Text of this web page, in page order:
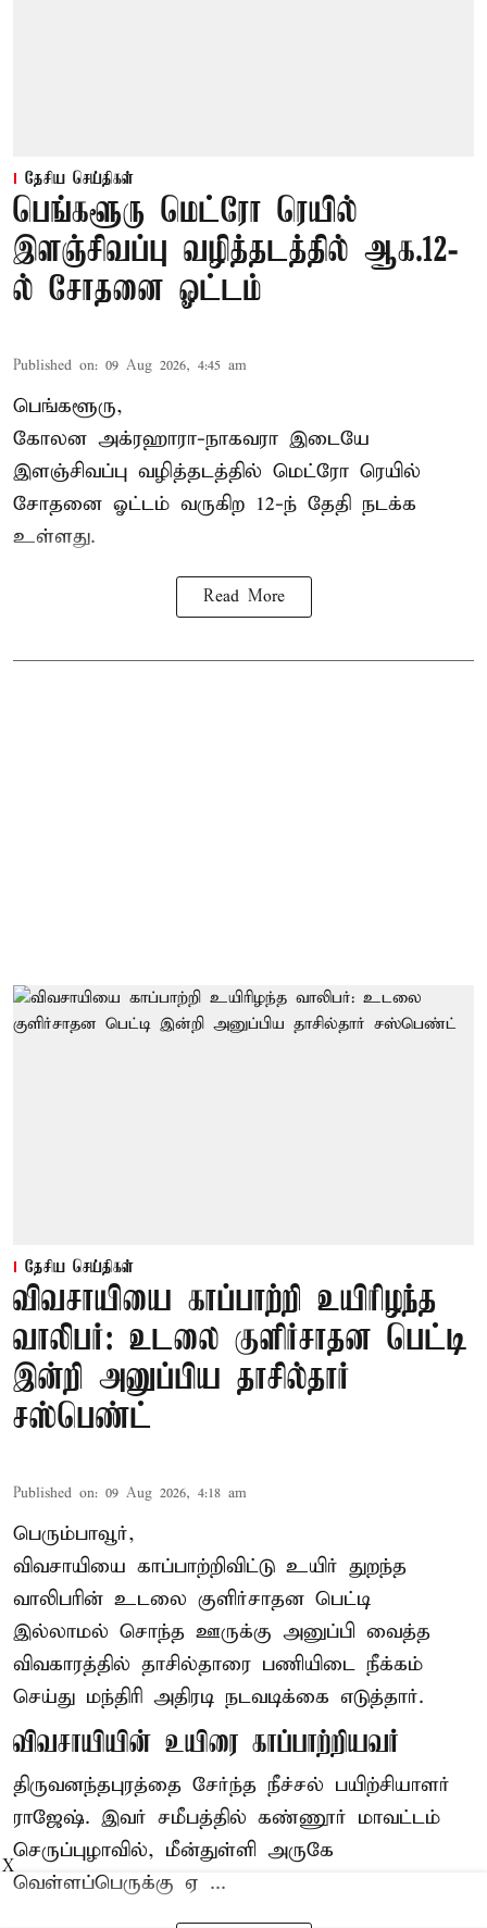
தேசிய செய்திகள்
பெங்களூரு மெட்ரோ ரெயில்
இளஞ்சிவப்பு வழித்தடத்தில் ஆக.12-
ல் சோதனை ஓட்டம்
Published on: 09 Aug 2026, 4:45 am
பெங்களூரு,
கோலன அக்ரஹாரா-நாகவரா இடையே
இளஞ்சிவப்பு வழித்தடத்தில் மெட்ரோ ரெயில்
சோதனை ஓட்டம் வருகிற 12-ந் தேதி நடக்க
உள்ளது.
Read More
தேசிய செய்திகள்
விவசாயியை காப்பாற்றி உயிரிழந்த
வாலிபர்: உடலை குளிர்சாதன பெட்டி
இன்றி அனுப்பிய தாசில்தார்
சஸ்பெண்ட்
Published on: 09 Aug 2026, 4:18 am
பெரும்பாவூர்,
விவசாயியை காப்பாற்றிவிட்டு உயிர் துறந்த
வாலிபரின் உடலை குளிர்சாதன பெட்டி
இல்லாமல் சொந்த ஊருக்கு அனுப்பி வைத்த
விவகாரத்தில் தாசில்தாரை பணியிடை நீக்கம்
செய்து மந்திரி அதிரடி நடவடிக்கை எடுத்தார்.
விவசாயியின் உயிரை காப்பாற்றியவர்
திருவனந்தபுரத்தை சேர்ந்த நீச்சல் பயிற்சியாளர்
ராஜேஷ். இவர் சமீபத்தில் கண்ணூர் மாவட்டம்
செருப்புழாவில், மீன்துள்ளி அருகே
வெள்ளப்பெருக்கு ஏ ...
X